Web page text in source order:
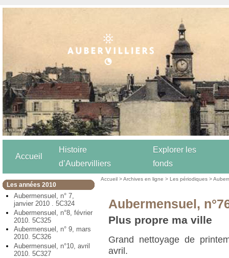
Accueil
Histoire
d’Aubervilliers
Explorer les
fonds
Les années 2010
Aubermensuel, n° 7,
janvier 2010 . 5C324
Aubermensuel, n°8, février
2010. 5C325
Aubermensuel, n° 9, mars
2010. 5C326
Aubermensuel, n°10, avril
2010. 5C327
Accueil >Archives en ligne >Les périodiques >
Aubermensuel,
Plus propre ma ville
Grand nettoyage de
avril.